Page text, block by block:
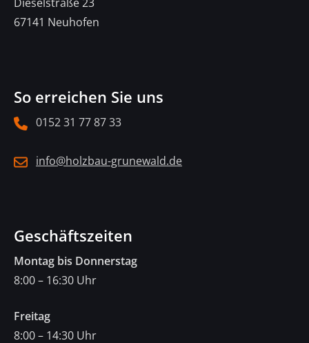
Dieselstraße 23
67141 Neuhofen
So erreichen Sie uns
0152 31 77 87 33
info@holzbau-grunewald.de
Geschäftszeiten
Montag bis Donnerstag
8:00 – 16:30 Uhr
Freitag
8:00 – 14:30 Uhr